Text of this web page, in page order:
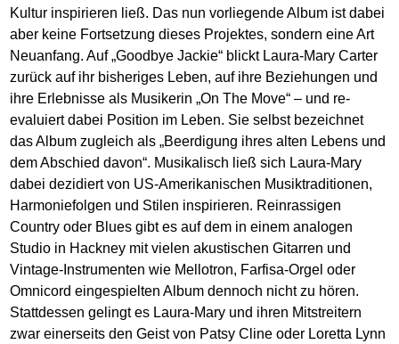
Kultur inspirieren ließ. Das nun vorliegende Album ist dabei
aber keine Fortsetzung dieses Projektes, sondern eine Art
Neuanfang. Auf „Goodbye Jackie“ blickt Laura-Mary Carter
zurück auf ihr bisheriges Leben, auf ihre Beziehungen und
ihre Erlebnisse als Musikerin „On The Move“ – und re-
evaluiert dabei Position im Leben. Sie selbst bezeichnet
das Album zugleich als „Beerdigung ihres alten Lebens und
dem Abschied davon“. Musikalisch ließ sich Laura-Mary
dabei dezidiert von US-Amerikanischen Musiktraditionen,
Harmoniefolgen und Stilen inspirieren. Reinrassigen
Country oder Blues gibt es auf dem in einem analogen
Studio in Hackney mit vielen akustischen Gitarren und
Vintage-Instrumenten wie Mellotron, Farfisa-Orgel oder
Omnicord eingespielten Album dennoch nicht zu hören.
Stattdessen gelingt es Laura-Mary und ihren Mitstreitern
zwar einerseits den Geist von Patsy Cline oder Loretta Lynn